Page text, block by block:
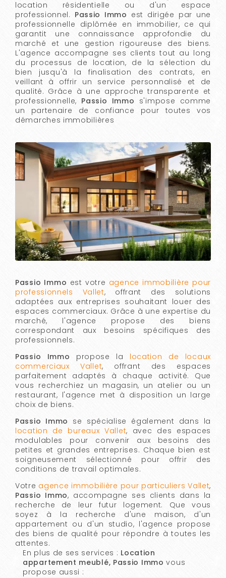
location résidentielle ou d'un espace
professionnel. Passio Immo est dirigée par une
professionnelle diplômée en immobilier, ce qui
garantit une connaissance approfondie du
marché et une gestion rigoureuse des biens.
L'agence accompagne ses clients tout au long
du processus de location, de la sélection du
bien jusqu'à la finalisation des contrats, en
veillant à offrir un service personnalisé et de
qualité. Grâce à une approche transparente et
professionnelle, Passio Immo s'impose comme
un partenaire de confiance pour toutes vos
démarches immobilières
Passio Immo est votre agence immobilière pour
professionnels Vallet, offrant des solutions
adaptées aux entreprises souhaitant louer des
espaces commerciaux. Grâce à une expertise du
marché, l'agence propose des biens
correspondant aux besoins spécifiques des
professionnels.
Passio Immo propose la location de locaux
commerciaux Vallet, offrant des espaces
parfaitement adaptés à chaque activité. Que
vous recherchiez un magasin, un atelier ou un
restaurant, l'agence met à disposition un large
choix de biens.
Passio Immo se spécialise également dans la
location de bureaux Vallet, avec des espaces
modulables pour convenir aux besoins des
petites et grandes entreprises. Chaque bien est
soigneusement sélectionné pour offrir des
conditions de travail optimales.
Votre agence immobilière pour particuliers Vallet,
Passio Immo, accompagne ses clients dans la
recherche de leur futur logement. Que vous
soyez à la recherche d'une maison, d'un
appartement ou d'un studio, l'agence propose
des biens de qualité pour répondre à toutes les
attentes.
En plus de ses services : Location
appartement meublé, Passio Immo vous
propose aussi :